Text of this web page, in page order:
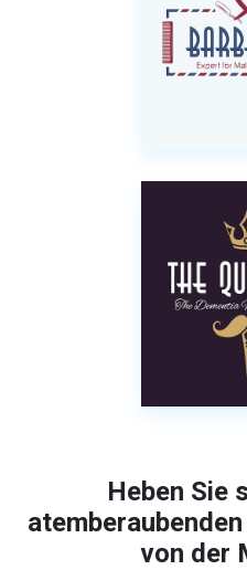
Heben Sie
von der